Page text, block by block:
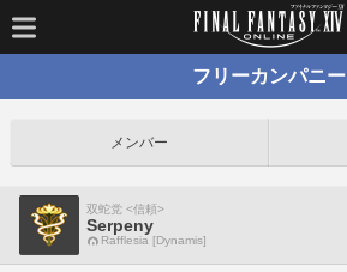
フリーカンパニー
メンバー
双蛇党 <信頼>
Serpeny
Rafflesia [Dynamis]